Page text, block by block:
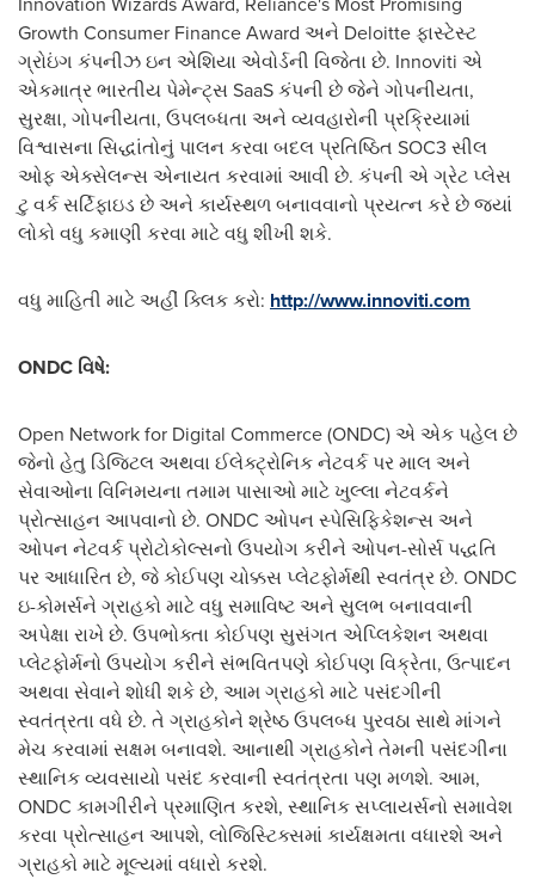
Growth Consumer Finance Award અને Deloitte ફાસ્ટેસ્ટ
ગ્રોઇંગ કંપનીઝ ઇન એશિયા એવોર્ડની વિજેતા છે. Innoviti એ
એકમાત્ર ભારતીય પેમેન્ટ્સ SaaS કંપની છે જેને ગોપનીયતા,
સુરક્ષા, ગોપનીયતા, ઉપલબ્ધતા અને વ્યવહારોની પ્રક્રિયામાં
વિશ્વાસના સિદ્ધાંતોનું પાલન કરવા બદલ પ્રતિષ્ઠિત SOC3 સીલ
ઓફ એક્સેલન્સ એનાયત કરવામાં આવી છે. કંપની એ ગ્રેટ પ્લેસ
ટુ વર્ક સર્ટિફાઇડ છે અને કાર્યસ્થળ બનાવવાનો પ્રયત્ન કરે છે જ્યાં
લોકો વધુ કમાણી કરવા માટે વધુ શીખી શકે.
વધુ માહિતી માટે અહીં ક્લિક કરો: http://www.innoviti.com
ONDC વિષે:
Open Network for Digital Commerce (ONDC) એ એક પહેલ છે
જેનો હેતુ ડિજિટલ અથવા ઈલેક્ટ્રોનિક નેટવર્ક પર માલ અને
સેવાઓના વિનિમયના તમામ પાસાઓ માટે ખુલ્લા નેટવર્કને
પ્રોત્સાહન આપવાનો છે. ONDC ઓપન સ્પેસિફિકેશન્સ અને
ઓપન નેટવર્ક પ્રોટોકોલ્સનો ઉપયોગ કરીને ઓપન-સોર્સ પદ્ધતિ
પર આધારિત છે, જે કોઈપણ ચોક્કસ પ્લેટફોર્મથી સ્વતંત્ર છે. ONDC
ઇ-કોમર્સને ગ્રાહકો માટે વધુ સમાવિષ્ટ અને સુલભ બનાવવાની
અપેક્ષા રાખે છે. ઉપભોક્તા કોઈપણ સુસંગત એપ્લિકેશન અથવા
પ્લેટફોર્મનો ઉપયોગ કરીને સંભવિતપણે કોઈપણ વિક્રેતા, ઉત્પાદન
અથવા સેવાને શોધી શકે છે, આમ ગ્રાહકો માટે પસંદગીની
સ્વતંત્રતા વધે છે. તે ગ્રાહકોને શ્રેષ્ઠ ઉપલબ્ધ પુરવઠા સાથે માંગને
મેચ કરવામાં સક્ષમ બનાવશે. આનાથી ગ્રાહકોને તેમની પસંદગીના
સ્થાનિક વ્યવસાયો પસંદ કરવાની સ્વતંત્રતા પણ મળશે. આમ,
ONDC કામગીરીને પ્રમાણિત કરશે, સ્થાનિક સપ્લાયર્સનો સમાવેશ
કરવા પ્રોત્સાહન આપશે, લોજિસ્ટિક્સમાં કાર્યક્ષમતા વધારશે અને
ગ્રાહકો માટે મૂલ્યમાં વધારો કરશે.